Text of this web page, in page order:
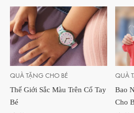
QUÀ TẶNG CHO BÉ
Thế Giới Sắc Màu Trên Cổ Tay
Bé
QUÀ
Bao
Cho